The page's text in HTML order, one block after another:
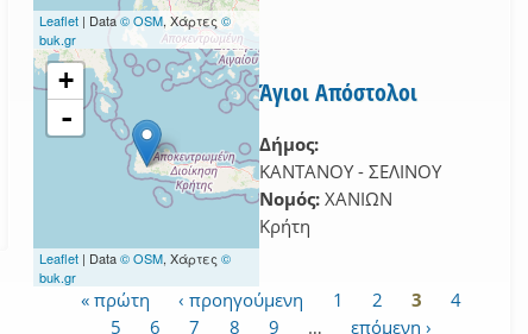
Leaflet | Data© OSM, Χάρτες©
buk.gr
+
-
Leaflet | Data© OSM, Χάρτες ©
buk.gr
Άγιοι Απόστολοι
Δήμος:
ΚΑΝΤΑΝΟΥ - ΣΕΛΙΝΟΥ
Νομός: ΧΑΝΙΩΝ
Κρήτη
« πρώτη ‹ προηγούμενη 1 2 3
4
5
6 7 8 9 … επόμενη ›